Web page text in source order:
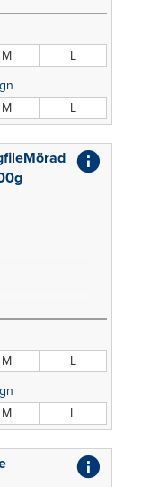
M
L
M L
M
L
M L